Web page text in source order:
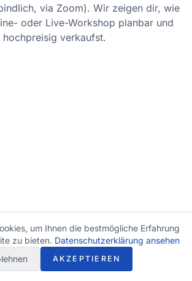
via Zoom). Wir zeigen dir, wie
oder Live-Workshop planbar und
hochpreisig verkaufst.
um Ihnen die bestmögliche Erfahrung
zu bieten. Datenschutzerklärung ansehen
AKZEPTIEREN